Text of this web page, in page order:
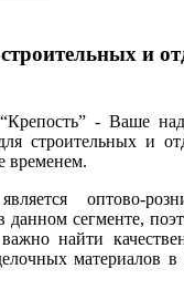
и
“Крепость” - Ваше
строительных и
временем.
оптово-
данном сегменте,
найти
материалов